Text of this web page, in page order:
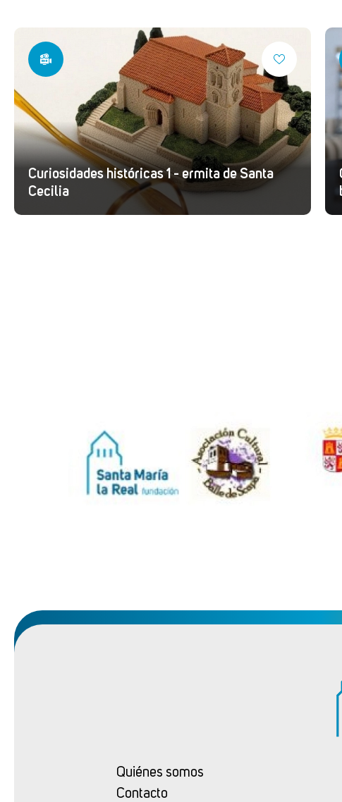
Curiosidades históricas 1 - ermita de Santa
Cecilia
Quiénes somos
Contacto